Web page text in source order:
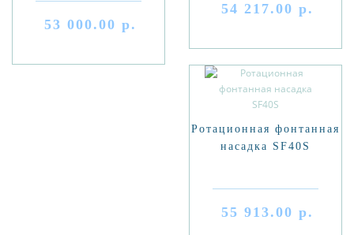
53 000.00 р.
54 217.00 р.
Ротационная фонтанная
насадка SF40S
55 913.00 р.